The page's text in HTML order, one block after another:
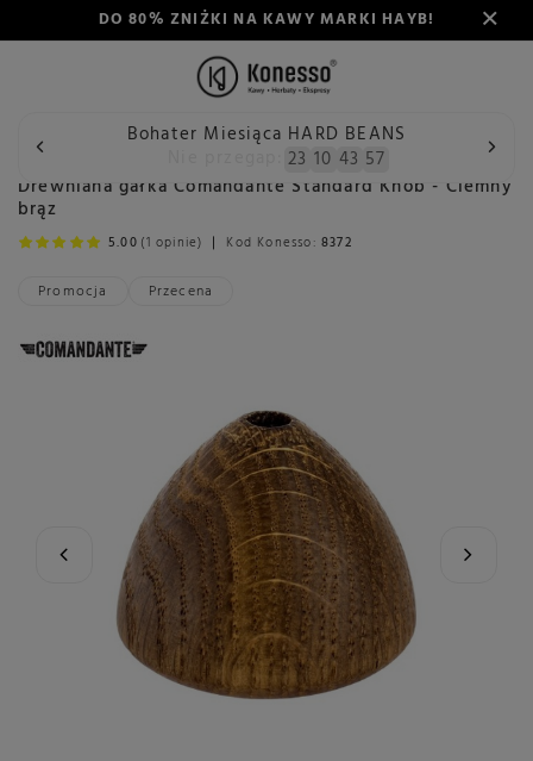
DO 80% ZNIŻKI NA KAWY MARKI HAYB!
Bohater Miesiąca HARD BEANS
23 10 43 56
Wstecz Konesso Akcesoria Rodzaj Akcesoria do
Promocja Przecena
Drewniana gałka Comandante Standard Knob - Ciemny
brąz
5.00 (1 opinie) Kod Konesso: 8372